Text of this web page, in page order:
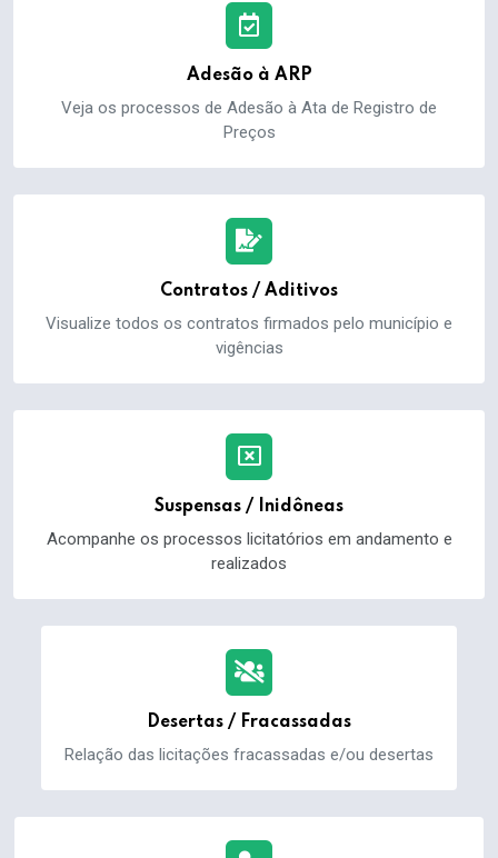
Adesão à ARP
Veja os processos de Adesão à Ata de Registro de
Preços
Contratos / Aditivos
Visualize todos os contratos firmados pelo município e
vigências
Suspensas / Inidôneas
Acompanhe os processos licitatórios em andamento e
realizados
Desertas / Fracassadas
Relação das licitações fracassadas e/ou desertas